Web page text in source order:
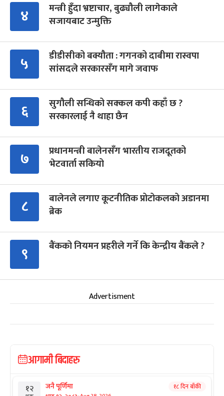
४
मन्त्री हुँदा भ्रष्टाचार, बुढ्यौली लागेकाले
सजायबाट उन्मुक्ति
५
डीडीसीको बक्यौता : गगनको दाबीमा रास्वपा
सांसदले सरकारसँग मागे जवाफ
६
सुगौली सन्धिको सक्कल कपी कहाँ छ ?
सरकारलाई नै थाहा छैन
७
प्रधानमन्त्री बालेनसँग भारतीय राजदूतको
भेटवार्ता सकियो
८
बालेनले लगाए कूटनीतिक प्रोटोकलको अडानमा
ब्रेक
९ बैंकको नियमन प्रहरीले गर्ने कि केन्द्रीय बैंकले ?
Advertisment
आगामी बिदाहरु
१२ जनै पूर्णिमा १८ दिन बाँकी